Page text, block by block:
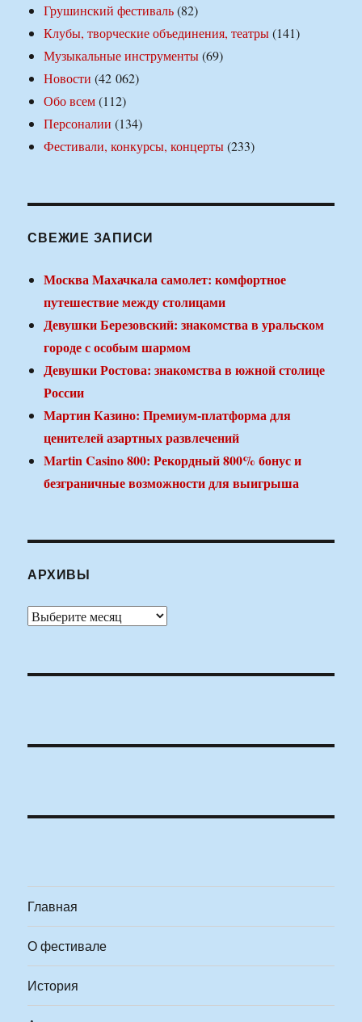
Грушинский фестиваль(82)
Клубы, творческие объединения, театры(141)
Музыкальные инструменты(69)
Новости (42 062)
Обо всем(112)
Персоналии (134)
Фестивали, конкурсы, концерты(233)
СВЕЖИЕ ЗАПИСИ
Москва Махачкала самолет: комфортное
путешествие между столицами
Девушки Березовский: знакомства в уральском
городе с особым шармом
Девушки Ростова: знакомства в южной столице
России
Мартин Казино: Премиум-платформа для
ценителей азартных развлечений
Martin Casino 800: Рекордный 800% бонус и
безграничные возможности для выигрыша
АРХИВЫ
Архивы
Главная
О фестивале
История